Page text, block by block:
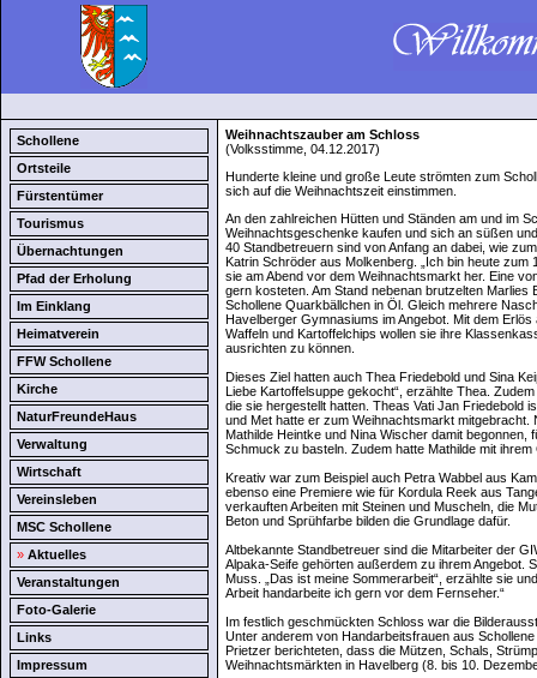
Schollene
Ortsteile
Fürstentümer
Tourismus
Übernachtungen
Pfad der Erholung
Im Einklang
Heimatverein
FFW Schollene
Kirche
NaturFreundeHaus
Verwaltung
Wirtschaft
Vereinsleben
MSC Schollene
» Aktuelles
Veranstaltungen
Foto-Galerie
Links
Impressum
Weihnachtszauber am Schloss
(Volksstimme, 04.12.2017)
Hunderte kleine und große Leute strömten zum
sich auf die Weihnachtszeit einstimmen.
An den zahlreichen Hütten und Ständen am und im
Weihnachtsgeschenke kaufen und sich an süßen
40 Standbetreuern sind von Anfang an dabei, wie
Katrin Schröder aus Molkenberg. „Ich bin heute zum
sie am Abend vor dem Weihnachtsmarkt her. Eine
gern kosteten. Am Stand nebenan brutzelten Marlies
Schollene Quarkbällchen in Öl. Gleich mehrere
Havelberger Gymnasiums im Angebot. Mit dem
Waffeln und Kartoffelchips wollen sie ihre
ausrichten zu können.
Dieses Ziel hatten auch Thea Friedebold und Sina
Liebe Kartoffelsuppe gekocht“, erzählte Thea.
die sie hergestellt hatten. Theas Vati Jan Friedebold
und Met hatte er zum Weihnachtsmarkt
Mathilde Heintke und Nina Wischer damit begonnen,
Schmuck zu basteln. Zudem hatte Mathilde mit
Kreativ war zum Beispiel auch Petra Wabbel aus
ebenso eine Premiere wie für Kordula Reek aus
verkauften Arbeiten mit Steinen und Muscheln, die
Beton und Sprühfarbe bilden die Grundlage dafür.
Altbekannte Standbetreuer sind die Mitarbeiter der
Alpaka-Seife gehörten außerdem zu ihrem Angebot.
Muss. „Das ist meine Sommerarbeit“, erzählte sie
Arbeit handarbeite ich gern vor dem Fernseher.“
Im festlich geschmückten Schloss war die
Unter anderem von Handarbeitsfrauen aus
Prietzer berichteten, dass die Mützen, Schals,
Weihnachtsmärkten in Havelberg (8. bis 10.